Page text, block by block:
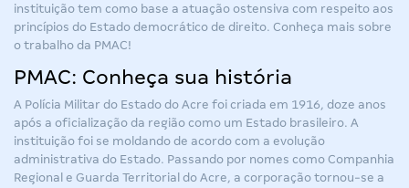
instituição tem como base a atuação ostensiva com respeito aos
princípios do Estado democrático de direito. Conheça mais sobre
o trabalho da PMAC!
PMAC: Conheça sua história
A Polícia Militar do Estado do Acre foi criada em 1916, doze anos
após a oficialização da região como um Estado brasileiro. A
instituição foi se moldando de acordo com a evolução
administrativa do Estado. Passando por nomes como Companhia
Regional e Guarda Territorial do Acre, a corporação tornou-se a